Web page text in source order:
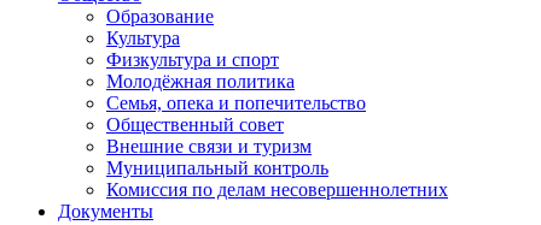
Образование
Культура
Физкультура и спорт
Молодёжная политика
Семья, опека и попечительство
Общественный совет
Внешние связи и туризм
Муниципальный контроль
Комиссия по делам несовершеннолетних
Документы